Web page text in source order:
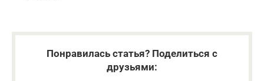
Понравилась статья? Поделиться с
друзьями: